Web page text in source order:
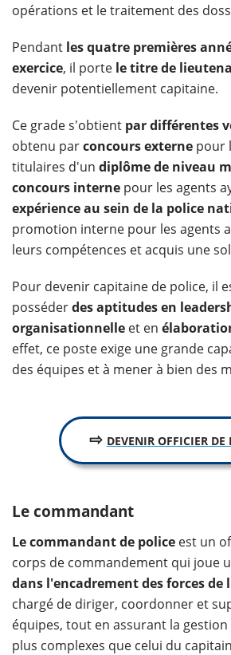
opérations et le traitement des
Pendant les quatre premières
exercice, il porte le titre de
devenir potentiellement capitaine.
Ce grade s'obtient par différentes
obtenu parconcours externe pour
titulaires d'un diplôme de niveau
concours interne pour les agents
expérience au sein de la police
promotion interne pour les agents
leurs compétences et acquis une
Pour devenir capitaine de police, il
posséderdes aptitudes en
organisationnelle et en
effet, ce poste exige une grande
des équipes et à mener à bien des
⇨ DEVENIR OFFICIER DE
Le commandant
Le commandant de police est un
corps de commandement qui joue
dans l'encadrement des forces de
chargé de diriger, coordonner et
équipes, tout en assurant la
plus complexes que celui du